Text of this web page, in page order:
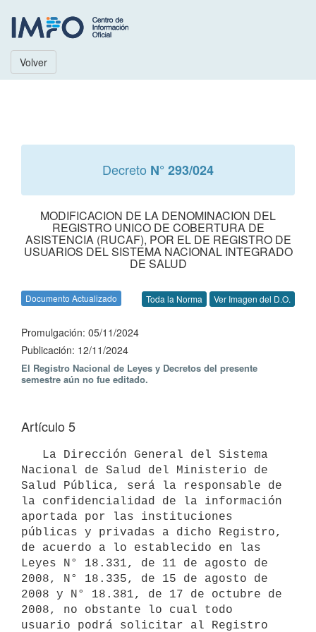
Volver
Decreto N° 293/024
MODIFICACION DE LA DENOMINACION DEL
REGISTRO UNICO DE COBERTURA DE
ASISTENCIA (RUCAF), POR EL DE REGISTRO DE
USUARIOS DEL SISTEMA NACIONAL INTEGRADO
DE SALUD
Documento Actualizado Toda la Norma Ver Imagen del D.O.
Promulgación: 05/11/2024
Publicación: 12/11/2024
El Registro Nacional de Leyes y Decretos del presente
semestre aún no fue editado.
Artículo 5
Nacional de Salud del Ministerio de
Salud Pública, será la responsable de
la confidencialidad de la información
aportada por las instituciones
públicas y privadas a dicho Registro,
de acuerdo a lo establecido en las
Leyes N° 18.331, de 11 de agosto de
2008, N° 18.335, de 15 de agosto de
2008 y N° 18.381, de 17 de octubre de
2008, no obstante lo cual todo
usuario podrá solicitar al Registro